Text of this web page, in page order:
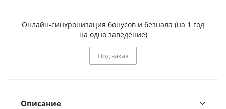
Онлайн-синхронизация бонусов и безнала (на 1 год
на одно заведение)
Под заказ
Описание